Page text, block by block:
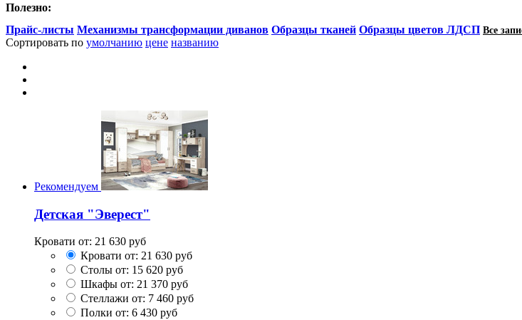
Полезно:
Прайс-листы Механизмы трансформации диванов Образцы тканей Образцы цветов ЛДСП Все
Сортировать по умолчанию цене названию
Рекомендуем
Детская "Эверест"
Кровати от: 21 630 руб
Кровати от: 21 630 руб
Столы от: 15 620 руб
Шкафы от: 21 370 руб
Стеллажи от: 7 460 руб
Полки от: 6 430 руб